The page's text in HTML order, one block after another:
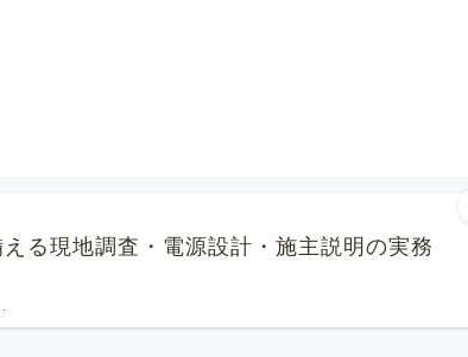
る現地調査・電源設計・施主説明の実務